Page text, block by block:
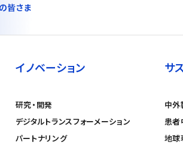
皆さま
イノベーション
研究・開発
デジタルトランスフォーメーション
パートナリング
サ
中外
患
地球